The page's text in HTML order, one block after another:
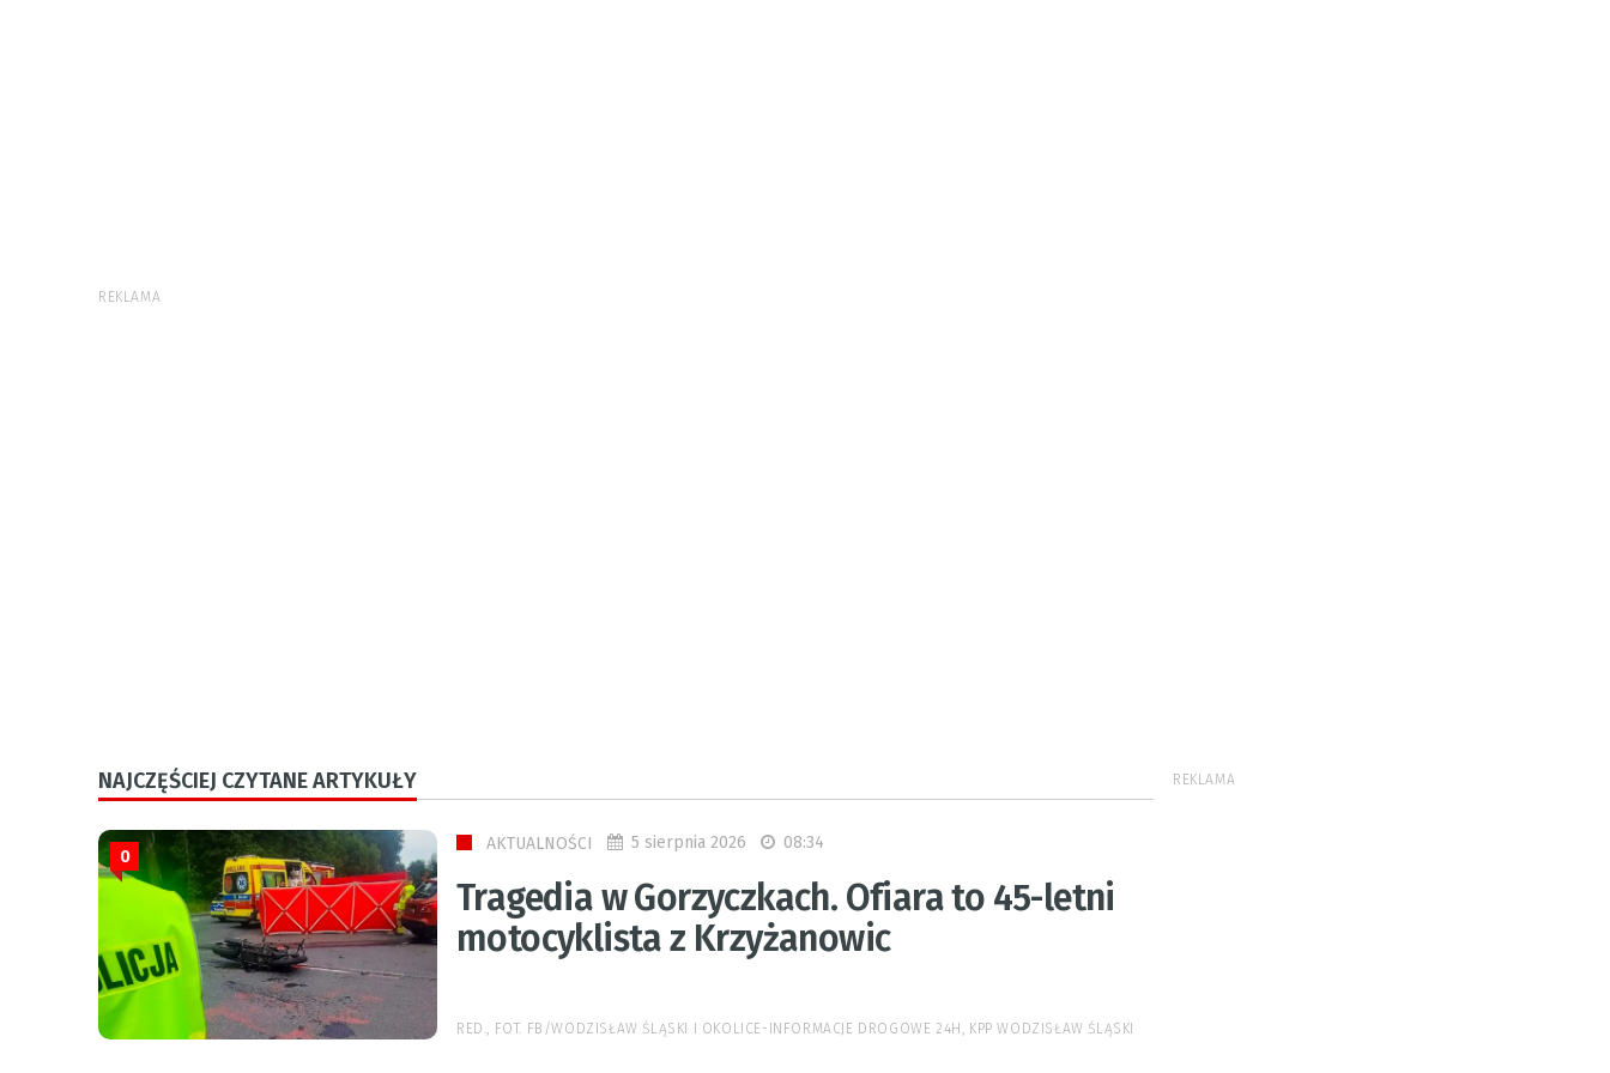
REKLAMA
NAJCZĘŚCIEJ CZYTANE ARTYKUŁY
AKTUALNOŚCI 5 sierpnia 2026 08:34
Tragedia w Gorzyczkach. Ofiara to 45-letni
motocyklista z Krzyżanowic
0
RED., FOT. FB/WODZISŁAW ŚLĄSKI I OKOLICE-INFORMACJE DROGOWE 24H, KPP WODZISŁAW ŚLĄSKI
REKLAMA